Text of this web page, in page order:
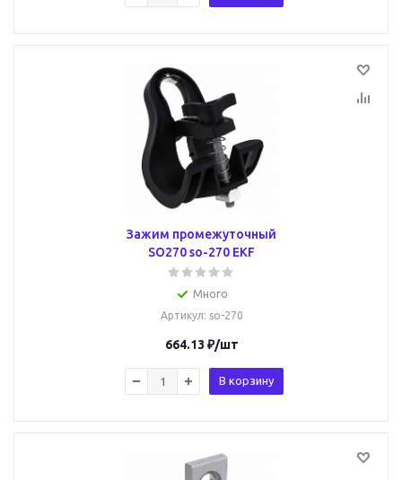
Зажим промежуточный
SO270 so-270 EKF
Много
Артикул: so-270
664.13 ₽/шт
В корзину